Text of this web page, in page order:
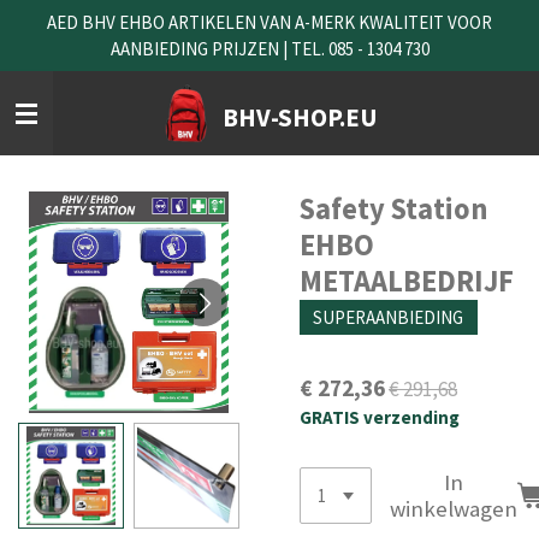
naar
de
hoofdinhoud
BHV-SHOP.EU
AED BHV EHBO ARTIKELEN VAN A-MERK KWALITEIT VOOR
AANBIEDING PRIJZEN | TEL. 085 - 1304 730
Safety Station
EHBO
METAALBEDRIJF
SUPERAANBIEDING
€ 272,36€ 291,68
GRATIS verzending
In
winkelwagen